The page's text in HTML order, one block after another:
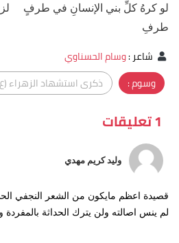
لو كرهُ كلِّ بني الإنسانِ في طرفٍ
طرفِ
شاعر:وسام الحسناوي
وسوم :
ذكرى استشهاد الزهراء
1 تعليقات
وليد كريم مهدي
قصيدة اعظم مايكون من الشعر النجفي
لم ينس اصالته ولن يترك الحداثة بالمفردة